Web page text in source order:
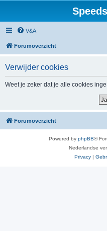
V&A
Forumoverzicht
Verwijder cookies
Weet je zeker dat je alle cookies
Forumoverzicht
Powered by phpBB®
Nederlandse
Privacy |